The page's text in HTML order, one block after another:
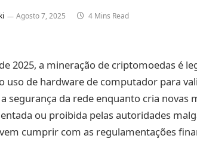
Agosto 7, 2025 4 Mins Read
2025, a mineração de criptomoedas é
uso de hardware de computador para
segurança da rede enquanto cria novas
ou proibida pelas autoridades
cumprir com as regulamentações